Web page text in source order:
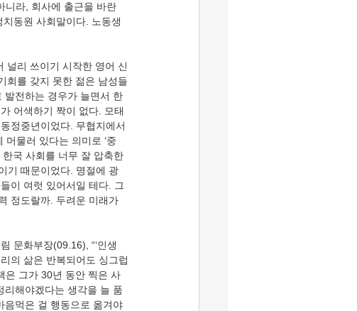
니라, 회사에 출근을 바란
동원 사회말이다. 노동생
회를 갖지 못한 젊은 남성들
발전하는 경우가 늘면서 한
어색하기 짝이 없다. 모태
정중년이었다. 무협지에서
머물러 있다는 의미로 ‘중
국 사회를 너무 잘 압축한
기 때문이었다. 명절에 광
이 여럿 있어서일 테다. 그
정도랄까. 두려운 미래가
의 삶은 반복되어도 싱그럽
은 그가 30년 동안 찍은 사
해야겠다는 생각을 늘 품
음먹은 걸 행동으로 옮겨야